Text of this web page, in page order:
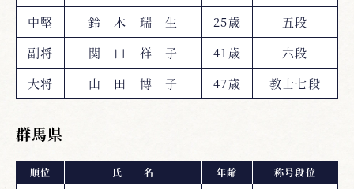
中堅
鈴 木 瑞 生 25歳
五段
副将
関 口 祥 子 41歳
六段
大将
山 田 博 子 47歳 教士七段
群馬県
順位 氏 名 年齢 称号段位